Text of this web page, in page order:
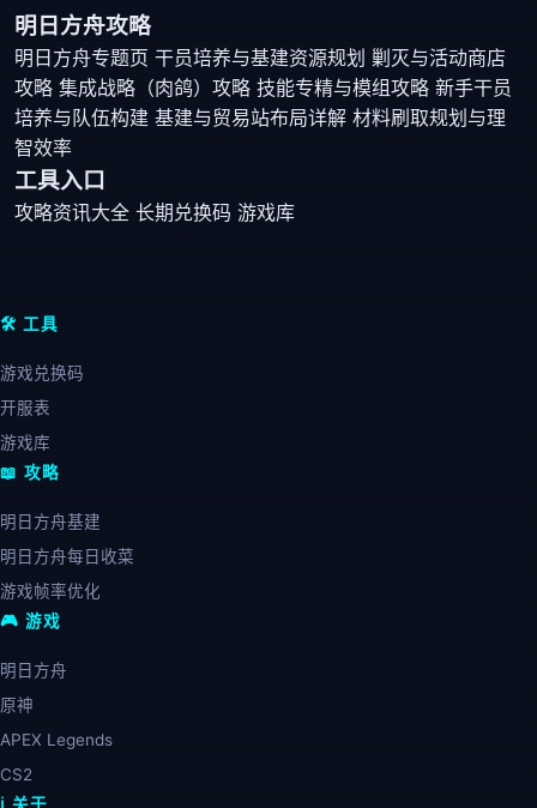
明日方舟攻略
明日方舟专题页 干员培养与基建资源规划 剿灭与活动商店
攻略 集成战略（肉鸽）攻略 技能专精与模组攻略 新手干员
培养与队伍构建 基建与贸易站布局详解 材料刷取规划与理
智效率
工具入口
攻略资讯大全 长期兑换码 游戏库
🛠️ 工具
游戏兑换码
开服表
游戏库
📖 攻略
明日方舟基建
明日方舟每日收菜
游戏帧率优化
🎮 游戏
明日方舟
原神
APEX Legends
CS2